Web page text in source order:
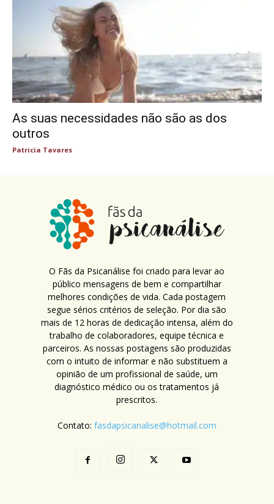
As suas necessidades não são as dos
outros
Patricia Tavares
O Fãs da Psicanálise foi criado para levar ao
público mensagens de bem e compartilhar
melhores condições de vida. Cada postagem
segue sérios critérios de seleção. Por dia são
mais de 12 horas de dedicação intensa, além do
trabalho de colaboradores, equipe técnica e
parceiros. As nossas postagens são produzidas
com o intuito de informar e não substituem a
opinião de um profissional de saúde, um
diagnóstico médico ou os tratamentos já
prescritos.
Contato: fasdapsicanalise@hotmail.com